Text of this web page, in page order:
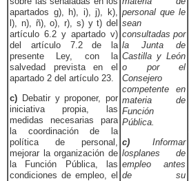
apartados g), h), i), j), k),
l), n), ñ), o), r), s) y t) del
artículo 6.2 y apartado v)
del artículo 7.2 de la
presente Ley, con la
salvedad prevista en el
apartado 2 del artículo 23.
c)
Debatir y proponer, por
iniciativa propia, las
medidas necesarias para
la coordinación de la
política de personal,
mejorar la organización de
la Función Pública, las
condiciones de empleo, el
personal que le
sean
consultadas por
la Junta de
Castilla y León
o por el
Consejero
competente en
materia de
Función
Pública.
c) Informar
losplanes de
empleo antes
de su